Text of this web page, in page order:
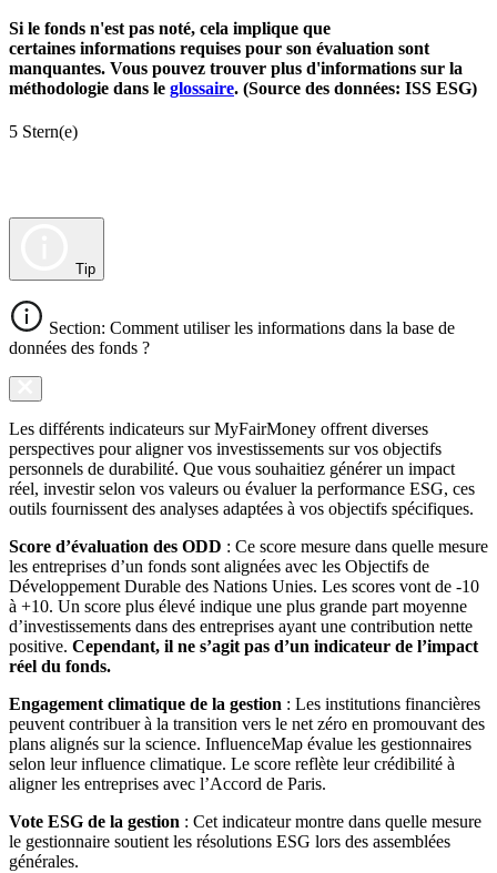
Si le fonds n'est pas noté, cela implique que
certaines informations requises pour son évaluation sont
manquantes. Vous pouvez trouver plus d'informations sur la
méthodologie dans le glossaire. (Source des données: ISS ESG)
5 Stern(e)
Tip
Section: Comment utiliser les informations dans la base de
données des fonds ?
Les différents indicateurs sur MyFairMoney offrent diverses
perspectives pour aligner vos investissements sur vos objectifs
personnels de durabilité. Que vous souhaitiez générer un impact
réel, investir selon vos valeurs ou évaluer la performance ESG, ces
outils fournissent des analyses adaptées à vos objectifs spécifiques.
Score d’évaluation des ODD : Ce score mesure dans quelle mesure
les entreprises d’un fonds sont alignées avec les Objectifs de
Développement Durable des Nations Unies. Les scores vont de -10
à +10. Un score plus élevé indique une plus grande part moyenne
d’investissements dans des entreprises ayant une contribution nette
positive. Cependant, il ne s’agit pas d’un indicateur de l’impact
réel du fonds.
Engagement climatique de la gestion : Les institutions financières
peuvent contribuer à la transition vers le net zéro en promouvant des
plans alignés sur la science. InfluenceMap évalue les gestionnaires
selon leur influence climatique. Le score reflète leur crédibilité à
aligner les entreprises avec l’Accord de Paris.
Vote ESG de la gestion : Cet indicateur montre dans quelle mesure
le gestionnaire soutient les résolutions ESG lors des assemblées
générales.